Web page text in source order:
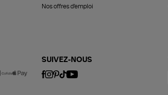
Nos offres d'emploi
SUIVEZ-NOUS